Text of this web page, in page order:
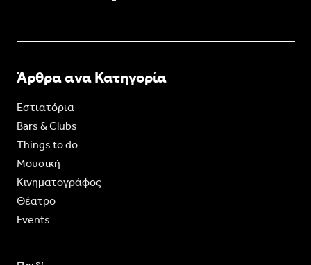
Άρθρα ανα Κατηγορία
Εστιατόρια
Bars & Clubs
Things to do
Moυσική
Κινηματογράφος
Θέατρο
Events